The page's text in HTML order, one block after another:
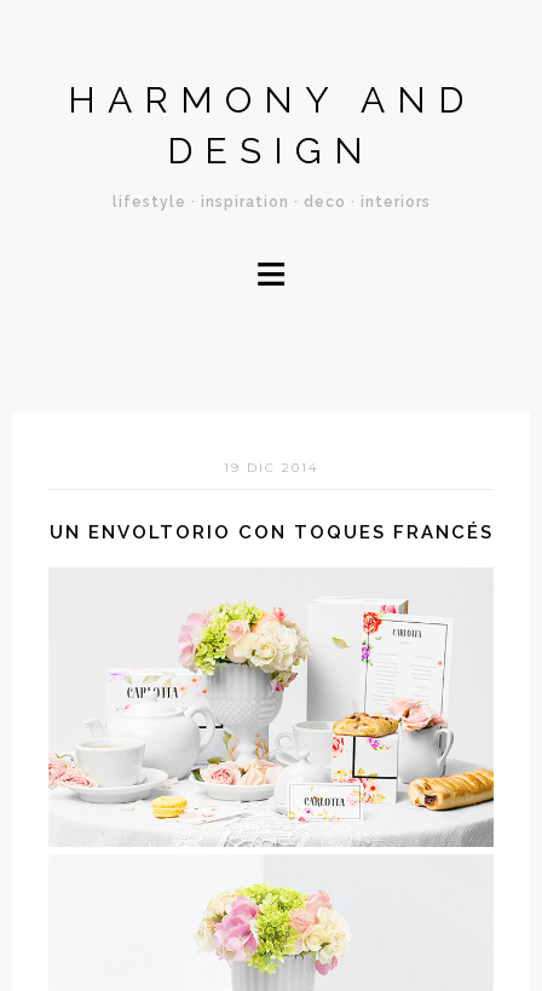
HARMONY AND
DESIGN
lifestyle · inspiration · deco · interiors
≡
19 DIC 2014
UN ENVOLTORIO CON TOQUES FRANCÉS